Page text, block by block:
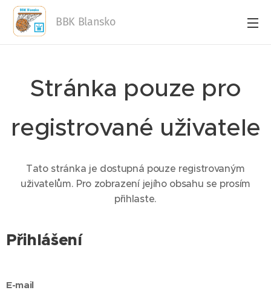
BBK Blansko
Stránka pouze pro
registrované uživatele
Tato stránka je dostupná pouze registrovaným
uživatelům. Pro zobrazení jejího obsahu se prosím
přihlaste.
Přihlášení
E-mail